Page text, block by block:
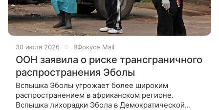
30 июля 2026 ВФокусе Mail
ООН заявила о риске трансграничного
распространения Эболы
Вспышка Эболы угрожает более широким
распространением в африканском регионе.
Вспышка лихорадки Эбола в Демократической